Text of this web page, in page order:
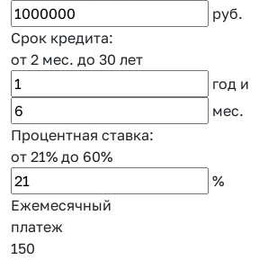
руб.
Срок кредита:
от 2 мес. до 30 лет
год и
мес.
Процентная ставка:
от 21% до 60%
%
Ежемесячный
платеж
150